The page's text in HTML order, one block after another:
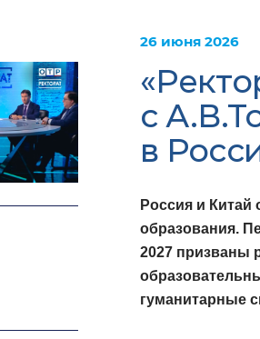
26 июня 2026
с
в
Россия и
образования.
2027 призваны
гуманитарные